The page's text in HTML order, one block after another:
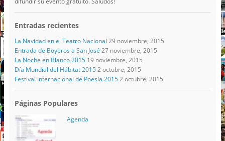
Entradas recientes
La Navidad en el Teatro Nacional 29 noviembre, 2015
Entrada de Boyeros a San José 27 noviembre, 2015
La Noche en Blanco 2015 19 noviembre, 2015
Día Mundial del Hábitat 2015 2 octubre, 2015
Festival Internacional de Poesía 2015 2 octubre, 2015
Páginas Populares
Agenda